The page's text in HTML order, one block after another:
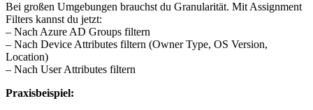
Bei großen Umgebungen brauchst du Granularität. Mit Assignment
Filters kannst du jetzt:
– Nach Azure AD Groups filtern
– Nach Device Attributes filtern (Owner Type, OS Version,
Location)
– Nach User Attributes filtern
Praxisbeispiel: